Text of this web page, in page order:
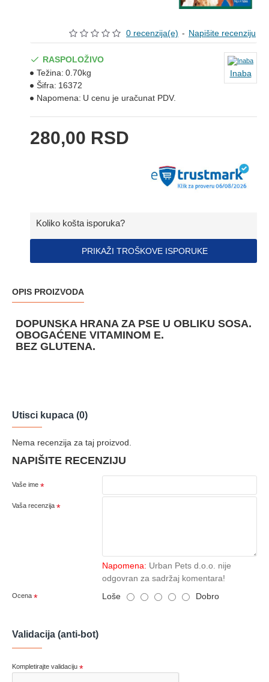
0 recenzija(e) - Napišite recenziju
280,00 RSD
RASPOLOŽIVO
Težina: 0.70kg
Šifra: 16372
Napomena: U cenu je uračunat PDV.
Inaba
Koliko košta isporuka?
PRIKAŽI TROŠKOVE ISPORUKE
OPIS PROIZVODA
DOPUNSKA HRANA ZA PSE U OBLIKU SOSA.
OBOGAĆENE VITAMINOM E.
BEZ GLUTENA.
Utisci kupaca (0)
Nema recenzija za taj proizvod.
NAPIŠITE RECENZIJU
Vaše ime
Vaša recenzija
Napomena: Urban Pets d.o.o. nije
odgovran za sadržaj komentara!
Ocena Loše Dobro
Validacija (anti-bot)
Kompletirajte validaciju